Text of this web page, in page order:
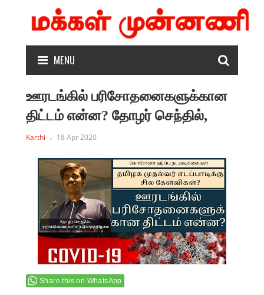
MENU
ஊரடங்கில் பரிசோதனைகளுக்கான
திட்டம் என்ன? தோழர் செந்தில்,
Karthi 18 Apr 2020
Share this on WhatsApp